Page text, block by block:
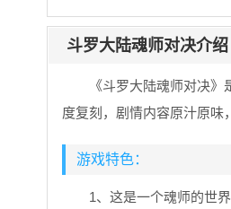
斗罗大陆魂师对决介绍
《斗罗大陆魂师对决
度复刻，剧情内容原汁原味
游戏特色：
1、这是一个魂师的世